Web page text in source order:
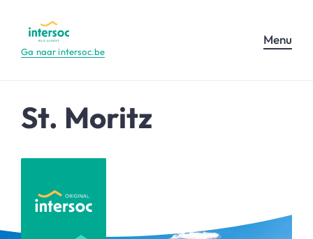
Ga naar intersoc.be
Menu
St. Moritz